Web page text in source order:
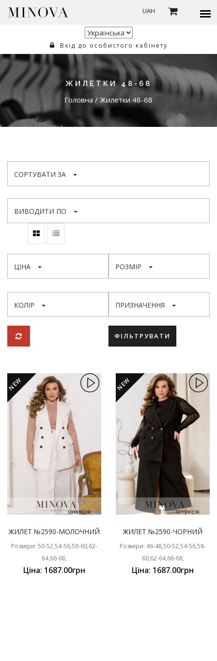
UAH
Вхід до особистого кабінету
ЖИЛЕТКИ 48-68
Головна / Жилетки 48-68
СОРТУВАТИ ЗА
ВИВОДИТИ ПО
ЦІНА РОЗМІР
КОЛІР ПРИЗНАЧЕННЯ
ФІЛЬТРУВАТИ
NEW
ЖИЛЕТ №2590-МОЛОЧНИЙ
Розміри: 50-52,54-56,58-60,62-
64,66-68,
Ціна: 1687.00грн
NEW
ЖИЛЕТ №2590-ЧОРНИЙ
Розміри: 46-48,50-52,54-56,58-
60,62-64,66-68,
Ціна: 1687.00грн